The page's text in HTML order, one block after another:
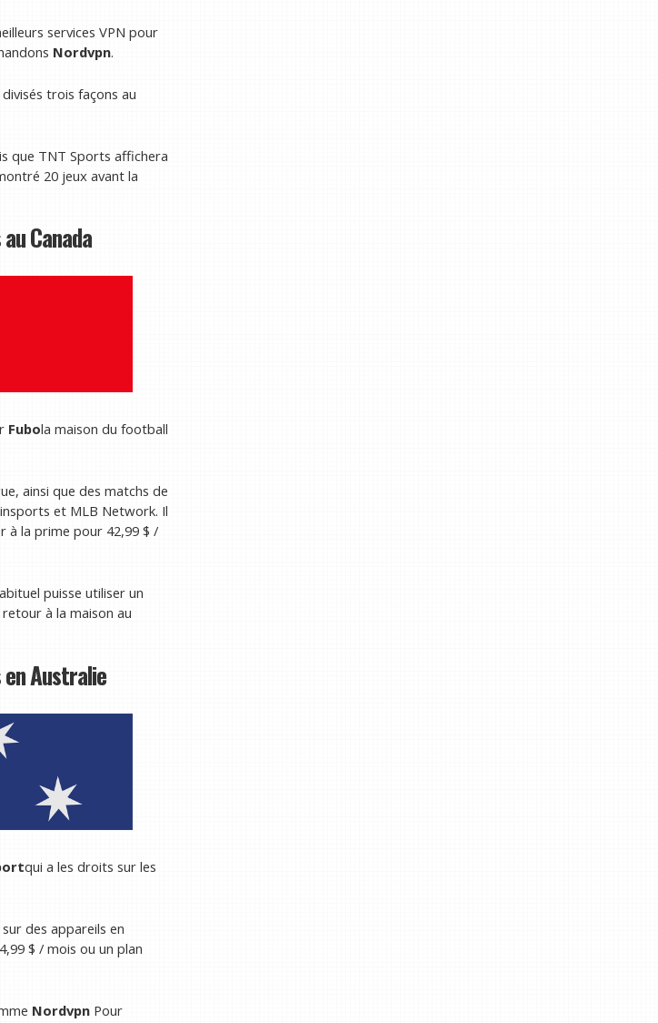
services VPN pour
Nordvpn.
trois façons au
que TNT Sports affichera
20 jeux avant la
Canada
Fubola maison du football
ainsi que des matchs de
et MLB Network. Il
à la prime pour 42,99 $ /
puisse utiliser un
à la maison au
Australie
qui a les droits sur les
des appareils en
$ / mois ou un plan
Nordvpn Pour